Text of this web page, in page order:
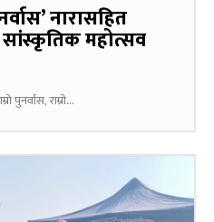
नारासहित
सांस्कृतिक महोत्सव
पुनर्वास ६ माघ २०८२ “हाम्रो पुनर्वास, राम्रो...